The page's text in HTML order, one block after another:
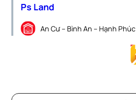
Ps Land
An Cư – Bình An – Hạnh Phúc